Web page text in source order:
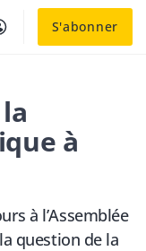
S'abonner
à
à l’Assemblée
question de la